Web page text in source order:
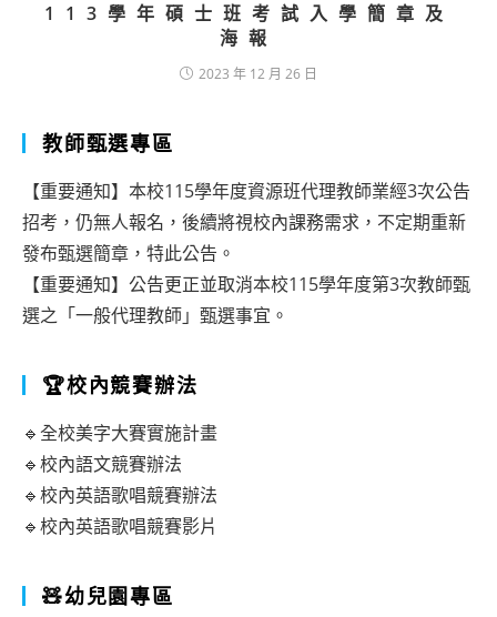
113學年碩士班考試入學簡章及
海報
2023 年 12 月 26 日
教師甄選專區
【重要通知】本校115學年度資源班代理教師業經3次公告
招考，仍無人報名，後續將視校內課務需求，不定期重新
發布甄選簡章，特此公告。
【重要通知】公告更正並取消本校115學年度第3次教師甄
選之「一般代理教師」甄選事宜。
🏆校內競賽辦法
🔹全校美字大賽實施計畫
🔹校內語文競賽辦法
🔹校內英語歌唱競賽辦法
🔹校內英語歌唱競賽影片
🧸幼兒園專區